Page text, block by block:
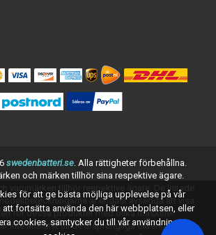
swedenbatteri.se. Alla rättigheter förbehållna.
och märken tillhör sina respektive ägare.
varumärken tillhör respektive ägare. De listade
är endast avsedda att visa
för dessa produkter med olika maskiner.
inte anslutet till de ursprungliga tillverkarna av
för att ge bästa möjliga upplevelse på vår
fortsätta använda den här webbplatsen, eller
cookies, samtycker du till vår användning av